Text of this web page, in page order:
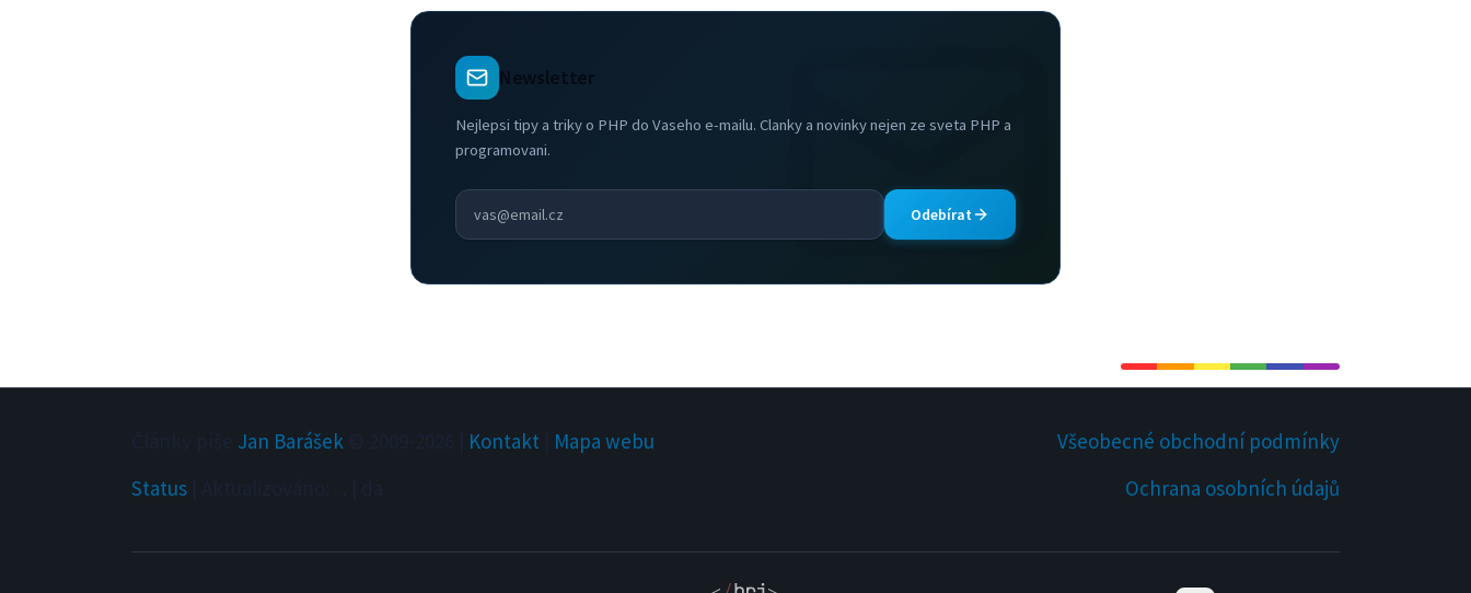
Newsletter
Nejlepsi tipy a triky o PHP do Vaseho e-mailu. Clanky a novinky nejen ze sveta PHP a
programovani.
Odebírat
Jan Barášek Kontakt
Mapa webu
Status
Všeobecné obchodní podmínky
Ochrana osobních údajů